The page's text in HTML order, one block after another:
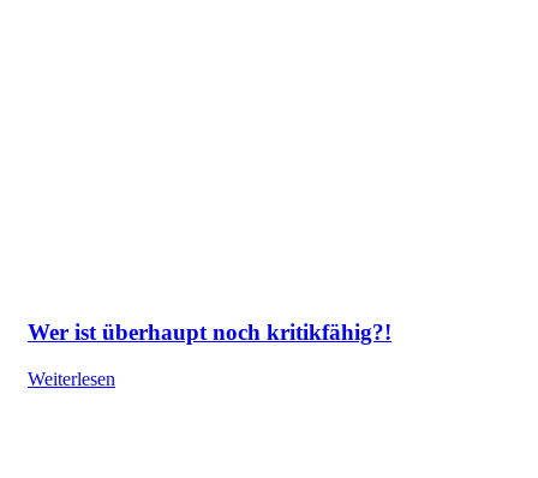
Wer ist überhaupt noch kritikfähig?!
Weiterlesen